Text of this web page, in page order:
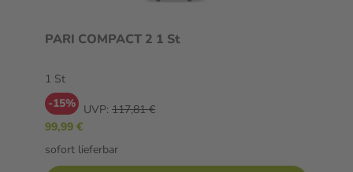
PARI COMPACT 2 1 St
1 St
-15% UVP: 117,81 €
99,99 €
sofort lieferbar